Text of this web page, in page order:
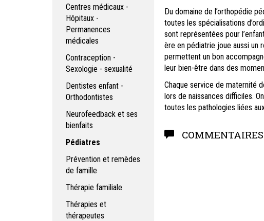
Centres médicaux -
Hôpitaux -
Permanences
médicales
Contraception -
Sexologie - sexualité
Dentistes enfant -
Orthodontistes
Neurofeedback et ses
bienfaits
Pédiatres
Prévention et remèdes
de famille
Thérapie familiale
Thérapies et
thérapeutes
Du domaine de l’orthopédie
toutes les spécialisations
sont représentées pour
ère en pédiatrie joue aussi un
permettent un bon
leur bien-être dans des
Chaque service de maternité
lors de naissances difficiles.
toutes les pathologies liées
COMMENTAIRES